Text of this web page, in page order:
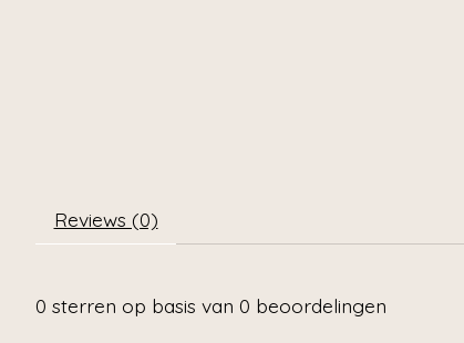
Reviews (0)
0 sterren op basis van 0 beoordelingen